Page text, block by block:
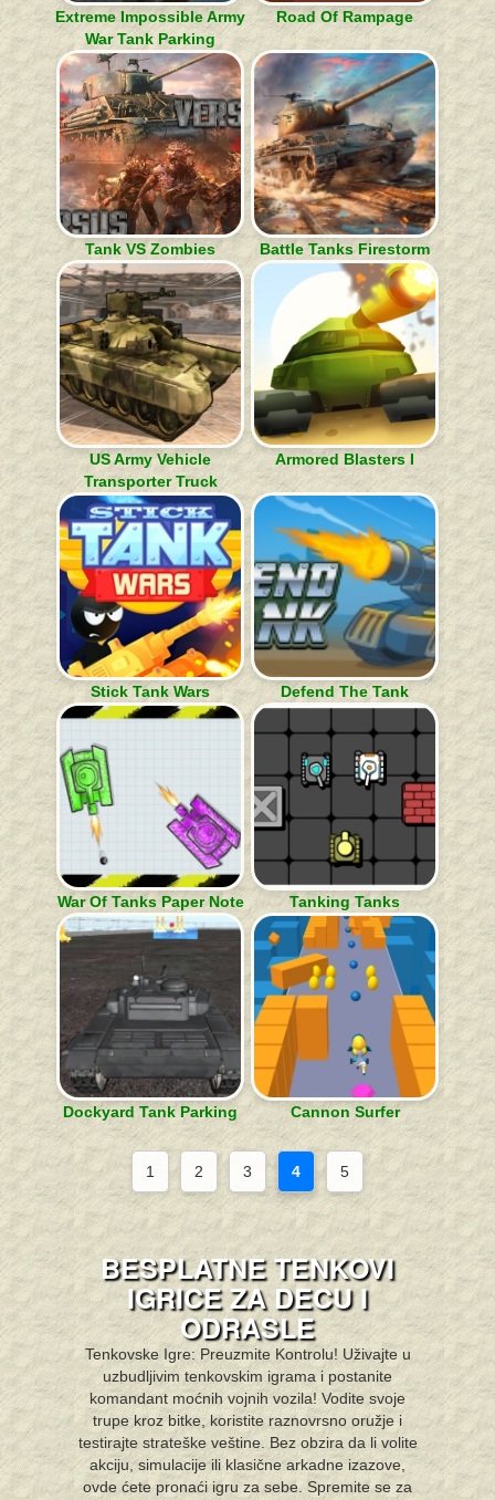
Extreme Impossible Army
War Tank Parking
Road Of Rampage
Tank VS Zombies Battle Tanks Firestorm
US Army Vehicle
Transporter Truck
Armored Blasters I
Stick Tank Wars Defend The Tank
War Of Tanks Paper Note Tanking Tanks
Dockyard Tank Parking Cannon Surfer
1 2 3 4 5
BESPLATNE TENKOVI
IGRICE ZA DECU I
ODRASLE
Tenkovske Igre: Preuzmite Kontrolu! Uživajte u
uzbudljivim tenkovskim igrama i postanite
komandant moćnih vojnih vozila! Vodite svoje
trupe kroz bitke, koristite raznovrsno oružje i
testirajte strateške veštine. Bez obzira da li volite
akciju, simulacije ili klasične arkadne izazove,
ovde ćete pronaći igru za sebe. Spremite se za